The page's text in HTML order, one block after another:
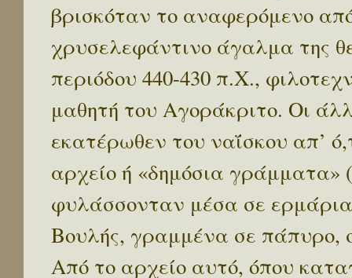
βρισκόταν το αναφερόμενο
χρυσελεφάντινο άγαλμα της
περιόδου 440-430 π.Χ.,
μαθητή του Αγοράκριτο. Οι
εκατέρωθεν του ναΐσκου απ’
αρχείο ή «δημόσια γράμματα»
φυλάσσονταν μέσα σε
Βουλής, γραμμένα σε πάπυρο,
Από το αρχείο αυτό, όπου